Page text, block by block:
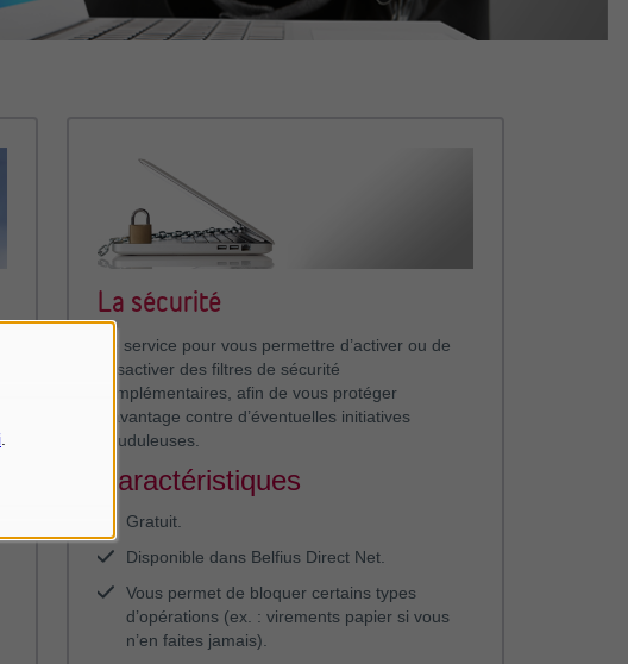
La sécurité
Ce service pour vous permettre d’activer ou de
désactiver des filtres de sécurité
complémentaires, afin de vous protéger
d’avantage contre d’éventuelles initiatives
frauduleuses.
Caractéristiques
Gratuit.
Disponible dans Belfius Direct Net.
Vous permet de bloquer certains types
d’opérations (ex. : virements papier si vous
n’en faites jamais).